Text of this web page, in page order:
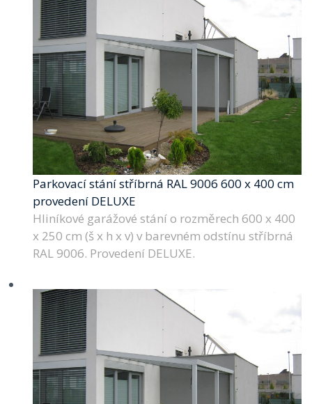
Parkovací stání stříbrná RAL 9006 600 x 400 cm
provedení DELUXE
Hliníkové garážové stání o rozměrech 600 x 400
x 250 cm (š x h x v) v barevném odstínu stříbrná
RAL 9006. Provedení DELUXE.